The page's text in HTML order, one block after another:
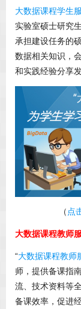
大数据课程学生
实验室硕士研究
承担建设任务的
数据相关知识，
和实践经验分享
（ 点
大数据课程教师
“大数据课程教师
师，提供备课指
流、技术资料等
备课效率，促进